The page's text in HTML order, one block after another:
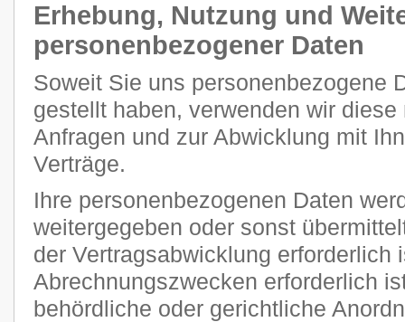
Erhebung, Nutzung und
personenbezogener Daten
Soweit Sie uns personenbezogene
gestellt haben, verwenden wir
Anfragen und zur Abwicklung mit
Verträge.
Ihre personenbezogenen Daten
weitergegeben oder sonst
der Vertragsabwicklung erforderlich
Abrechnungszwecken erforderlich
behördliche oder gerichtliche